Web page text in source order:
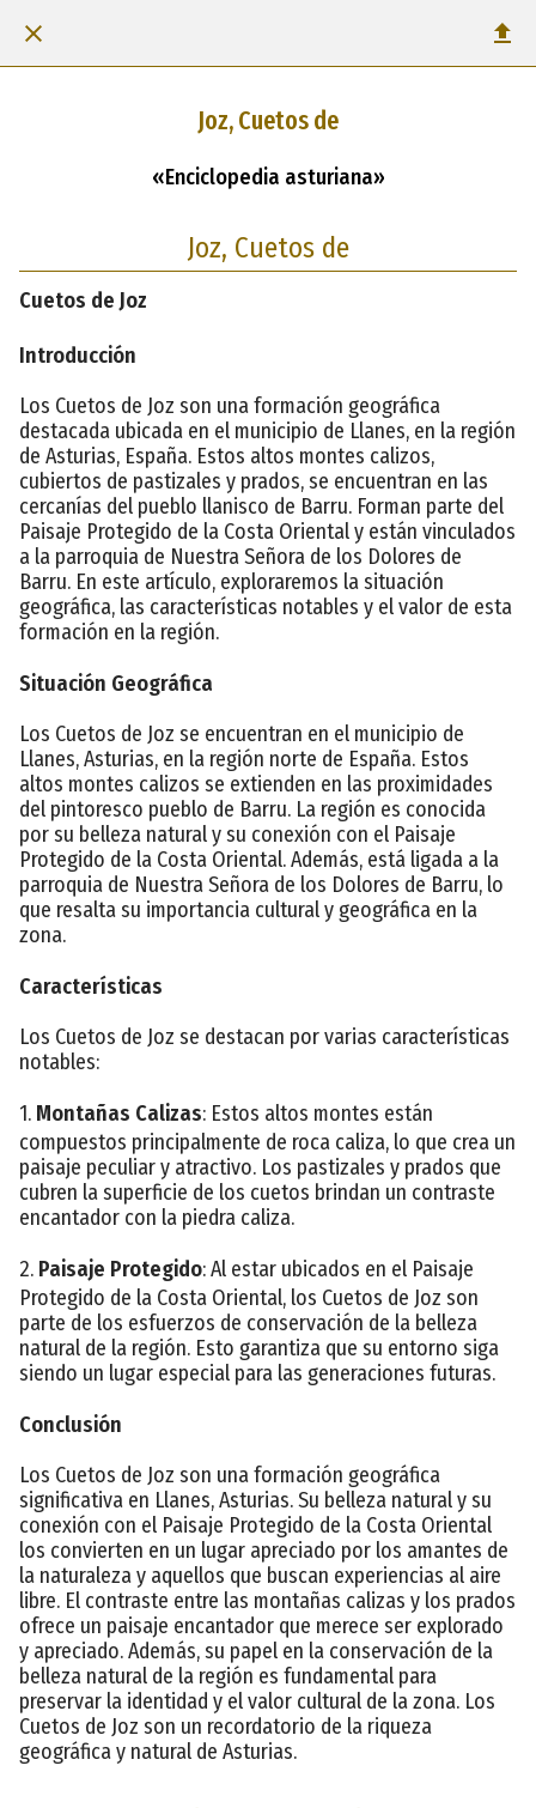
Joz, Cuetos de
«Enciclopedia asturiana»
Joz, Cuetos de
Cuetos de Joz
Introducción
Los Cuetos de Joz son una formación geográfica
destacada ubicada en el municipio de Llanes, en la región
de Asturias, España. Estos altos montes calizos,
cubiertos de pastizales y prados, se encuentran en las
cercanías del pueblo llanisco de Barru. Forman parte del
Paisaje Protegido de la Costa Oriental y están vinculados
a la parroquia de Nuestra Señora de los Dolores de
Barru. En este artículo, exploraremos la situación
geográfica, las características notables y el valor de esta
formación en la región.
Situación Geográfica
Los Cuetos de Joz se encuentran en el municipio de
Llanes, Asturias, en la región norte de España. Estos
altos montes calizos se extienden en las proximidades
del pintoresco pueblo de Barru. La región es conocida
por su belleza natural y su conexión con el Paisaje
Protegido de la Costa Oriental. Además, está ligada a la
parroquia de Nuestra Señora de los Dolores de Barru, lo
que resalta su importancia cultural y geográfica en la
zona.
Características
Los Cuetos de Joz se destacan por varias características
notables:
1. Montañas Calizas: Estos altos montes están
compuestos principalmente de roca caliza, lo que crea un
paisaje peculiar y atractivo. Los pastizales y prados que
cubren la superficie de los cuetos brindan un contraste
encantador con la piedra caliza.
2. Paisaje Protegido: Al estar ubicados en el Paisaje
Protegido de la Costa Oriental, los Cuetos de Joz son
parte de los esfuerzos de conservación de la belleza
natural de la región. Esto garantiza que su entorno siga
siendo un lugar especial para las generaciones futuras.
Conclusión
Los Cuetos de Joz son una formación geográfica
significativa en Llanes, Asturias. Su belleza natural y su
conexión con el Paisaje Protegido de la Costa Oriental
los convierten en un lugar apreciado por los amantes de
la naturaleza y aquellos que buscan experiencias al aire
libre. El contraste entre las montañas calizas y los prados
ofrece un paisaje encantador que merece ser explorado
y apreciado. Además, su papel en la conservación de la
belleza natural de la región es fundamental para
preservar la identidad y el valor cultural de la zona. Los
Cuetos de Joz son un recordatorio de la riqueza
geográfica y natural de Asturias.